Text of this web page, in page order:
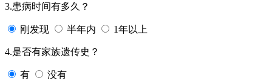
3.患病时间有多久？
刚发现 半年内 1年以上
4.是否有家族遗传史？
有 没有